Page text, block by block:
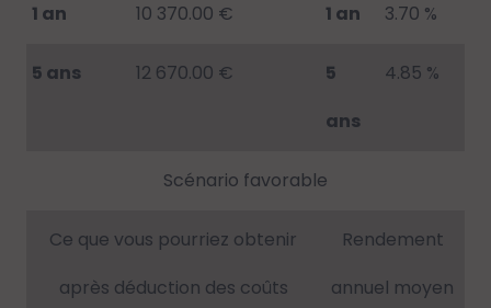
1 an 10 370.00 € 1 an 3.70 %
5 ans 12 670.00 €
5
ans
4.85 %
Scénario favorable
Ce que vous pourriez obtenir
après déduction des coûts
Rendement
annuel moyen